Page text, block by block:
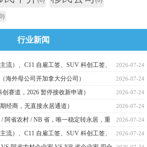
行业新闻
2026-07-24
流）、C11 自雇工签、SUV 科创工签、
2026-07-24
海外母公司开加拿大分公司）
2026-07-24
赛道，2026 暂停接收新申请）
2026-07-24
经商，无直接永居通道）
2026-07-24
阿省农村 / NB 省，唯一稳定转永居，重
2026-07-24
流）、C11 自雇工签、SUV 科创工签、